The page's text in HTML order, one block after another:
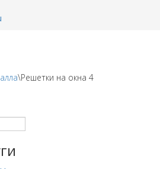
\Решетки на окна 4